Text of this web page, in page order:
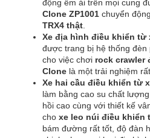
động êm ái trên mọi cung
Clone ZP1001 chuyển
TRX4 thật
Xe địa hình điều khiển từ
được trang bị hệ thống đèn
cho việc chơi rock crawler
Clone là một trải nghiệm
Xe hai cầu điều khiển từ
làm bằng cao su chất
hồi cao cùng với thiết kế
cho xe leo núi điều khiển
bám đường rất tốt, độ đàn